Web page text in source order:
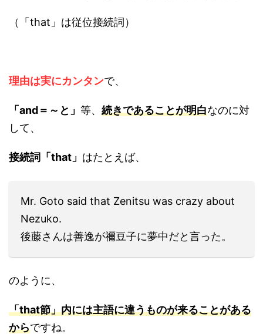
（「that」は従位接続詞）
理由は実にカンタンで、
「and＝～と」 等、 続きであることが明白なのに対
して、
接続詞「that」 はたとえば、
Mr. Goto said that Zenitsu was crazy about
Nezuko.
後藤さんは善逸が禰豆子に夢中だと言った。
のように、
「that節」内には主語に違うものが来ることがある
からですね。